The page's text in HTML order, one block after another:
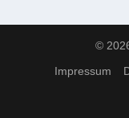
©
Impressum